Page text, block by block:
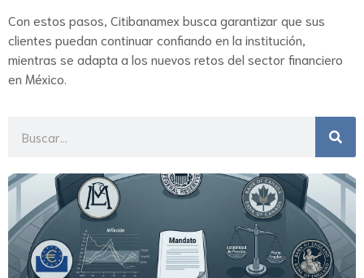
Con estos pasos, Citibanamex busca garantizar que sus
clientes puedan continuar confiando en la institución,
mientras se adapta a los nuevos retos del sector financiero
en México​.